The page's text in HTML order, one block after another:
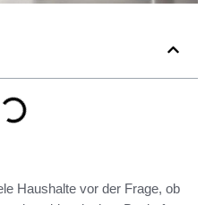
Haushalte vor der Frage, ob